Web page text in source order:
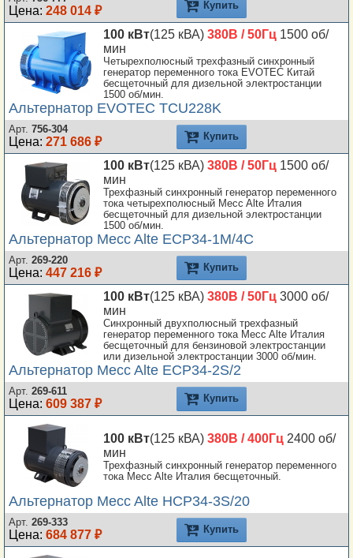
Цена: 248 014 ₽ Купить
100 кВт(125 кВА) 380В / 50Гц 1500 об/
мин
Четырехполюсный трехфазный синхронный
генератор переменного тока EVOTEC Китай
бесщеточный для дизельной электростанции
1500 об/мин.
Альтернатор EVOTEC TCU228K
Арт. 756-304
Цена: 271 686 ₽ Купить
100 кВт(125 кВА) 380В / 50Гц 1500 об/
мин
Трехфазный синхронный генератор переменного
тока четырехполюсный Mecc Alte Италия
бесщеточный для дизельной электростанции
1500 об/мин.
Альтернатор Mecc Alte ECP34-1M/4C
Арт. 269-220
Цена: 447 216 ₽ Купить
100 кВт(125 кВА) 380В / 50Гц 3000 об/
мин
Синхронный двухполюсный трехфазный
генератор переменного тока Mecc Alte Италия
бесщеточный для бензиновой электростанции
или дизельной электростанции 3000 об/мин.
Альтернатор Mecc Alte ECP34-2S/2
Арт. 269-611
Цена: 609 387 ₽ Купить
100 кВт(125 кВА) 380В / 400Гц 2400 об/
мин
Трехфазный синхронный генератор переменного
тока Mecc Alte Италия бесщеточный.
Альтернатор Mecc Alte HCP34-3S/20
Арт. 269-333
Цена: 684 877 ₽ Купить